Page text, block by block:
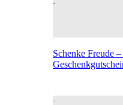
Schenke Freude